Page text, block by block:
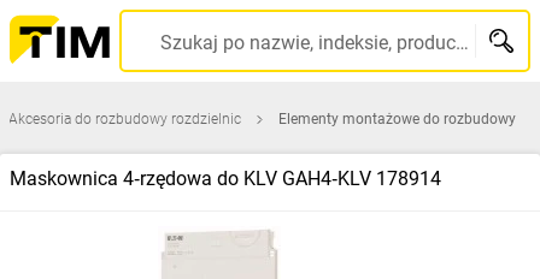
Szukaj po nazwie, indeksie, producencie, kodzie kreskowym...
Akcesoria do rozbudowy rozdzielnic Elementy montażowe do rozbudowy
Maskownica 4‑rzędowa do KLV GAH4‑KLV 178914